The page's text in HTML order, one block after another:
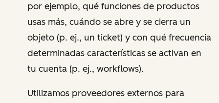
por ejemplo, qué funciones de productos
usas más, cuándo se abre y se cierra un
objeto (p. ej., un ticket) y con qué frecuencia
determinadas características se activan en
tu cuenta (p. ej., workflows).
Utilizamos proveedores externos para